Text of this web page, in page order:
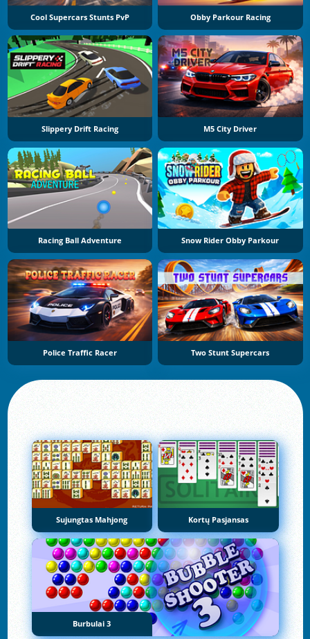
Cool Supercars Stunts PvP Obby Parkour Racing
Slippery Drift Racing M5 City Driver
Racing Ball Adventure Snow Rider Obby Parkour
Police Traffic Racer Two Stunt Supercars
Sujungtas Mahjong Kortų Pasjansas
Burbulai 3